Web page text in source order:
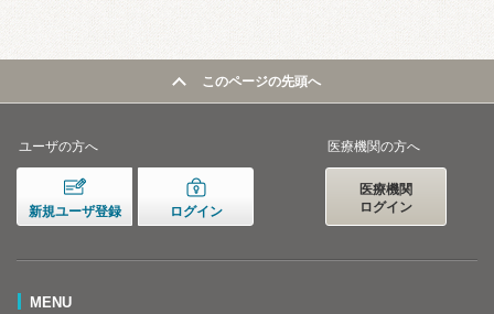
このページの先頭へ
ユーザの方へ
新規ユーザ登録 ログイン
医療機関の方へ
医療機関
ログイン
MENU